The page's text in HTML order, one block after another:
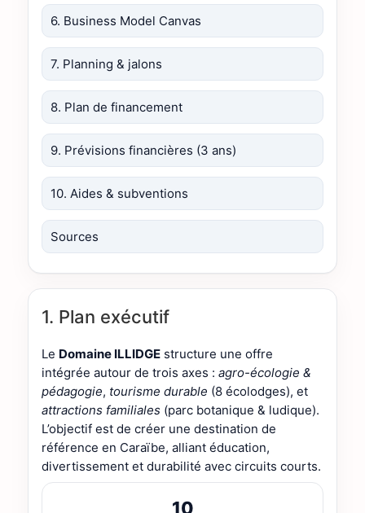
6. Business Model Canvas
7. Planning & jalons
8. Plan de financement
9. Prévisions financières (3 ans)
10. Aides & subventions
Sources
1. Plan exécutif
Le Domaine ILLIDGE structure une offre
intégrée autour de trois axes : agro-écologie &
pédagogie, tourisme durable (8 écolodges), et
attractions familiales (parc botanique & ludique).
L’objectif est de créer une destination de
référence en Caraïbe, alliant éducation,
divertissement et durabilité avec circuits courts.
10